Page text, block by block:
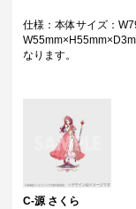
仕様：本体サイズ：
なります。
C-源 さくら